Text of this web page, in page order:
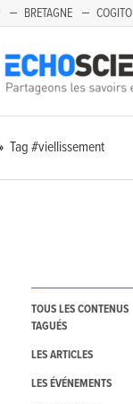
BRETAGNE COGITO
Tag #viellissement
TOUS LES CONTENUS
TAGUÉS
LES ARTICLES
LES ÉVÉNEMENTS